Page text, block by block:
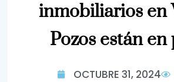
inmobiliarios en
Pozos están en
OCTUBRE 31, 2024